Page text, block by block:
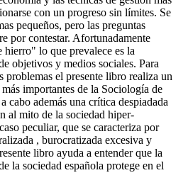
con un progreso sin límites. Se
pequeños, pero las preguntas
por contestar. Afortunadamente
lo que prevalece es la
objetivos y medios sociales. Para
problemas el presente libro realiza un
importantes de la Sociología de
cabo además una crítica despiadada
al mito de la sociedad hiper-
peculiar, que se caracteriza por
, burocratizada excesiva y
libro ayuda a entender que la
la sociedad española protege en el